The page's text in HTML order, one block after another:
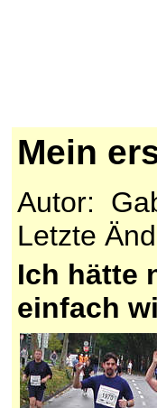
Mein
Autor:
Letzte
Ich hätte
einfach